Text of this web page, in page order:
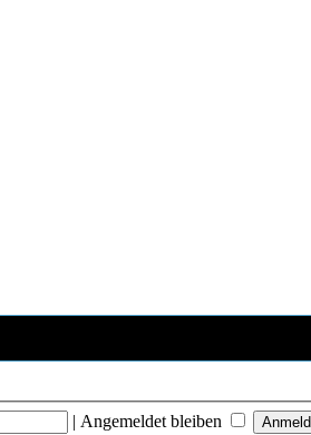
| Angemeldet bleiben